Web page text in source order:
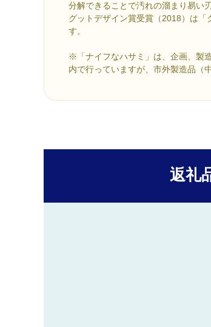
分解できることで汚れの溜まり易い
グットデザイン賞受賞（2018）は
す。
※「ナイフなハサミ」は、企画、製
内で行っていますが、市外製造品（
返礼